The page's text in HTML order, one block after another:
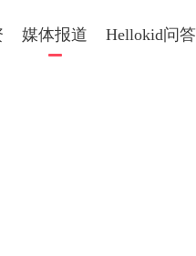
媒体报道 Hellokid问答